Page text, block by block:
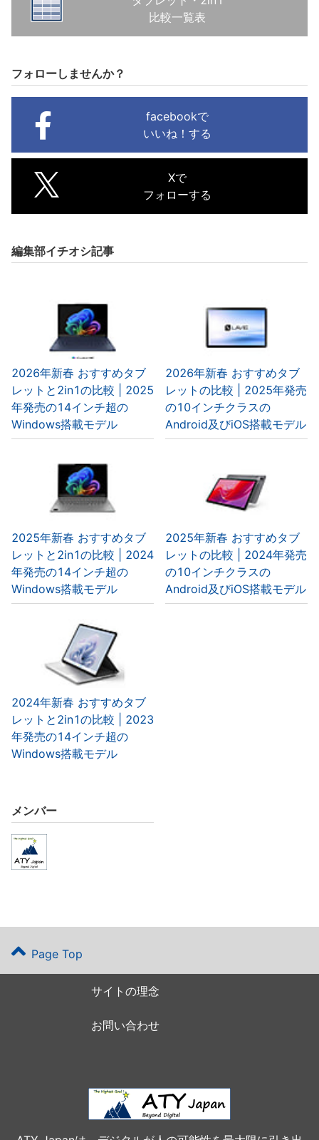
比較一覧表
フォローしませんか？
facebookで
いいね！する
Xで
フォローする
編集部イチオシ記事
2026年新春 おすすめタブ
レットと2in1の比較 | 2025
年発売の14インチ超の
Windows搭載モデル
2026年新春 おすすめタブ
レットの比較 | 2025年発売
の10インチクラスの
Android及びiOS搭載モデル
2025年新春 おすすめタブ
レットと2in1の比較 | 2024
年発売の14インチ超の
Windows搭載モデル
2025年新春 おすすめタブ
レットの比較 | 2024年発売
の10インチクラスの
Android及びiOS搭載モデル
2024年新春 おすすめタブ
レットと2in1の比較 | 2023
年発売の14インチ超の
Windows搭載モデル
メンバー
Page Top
サイトの理念
お問い合わせ